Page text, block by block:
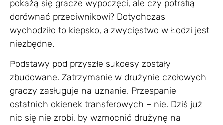
pokażą się gracze wypoczęci, ale czy potrafią
dorównać przeciwnikowi? Dotychczas
wychodziło to kiepsko, a zwycięstwo w Łodzi jest
niezbędne.
Podstawy pod przyszłe sukcesy zostały
zbudowane. Zatrzymanie w drużynie czołowych
graczy zasługuje na uznanie. Przespanie
ostatnich okienek transferowych – nie. Dziś już
nic się nie zrobi, by wzmocnić drużynę na